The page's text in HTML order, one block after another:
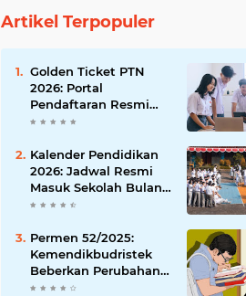
Artikel Terpopuler
Golden Ticket PTN
2026: Portal
Pendaftaran Resmi
Dibuka, Raih
Kalender Pendidikan
2026: Jadwal Resmi
Masuk Sekolah Bulan
Januari di Berbagai
Permen 52/2025:
Kemendikbudristek
Beberkan Perubahan
Status Dosen yang